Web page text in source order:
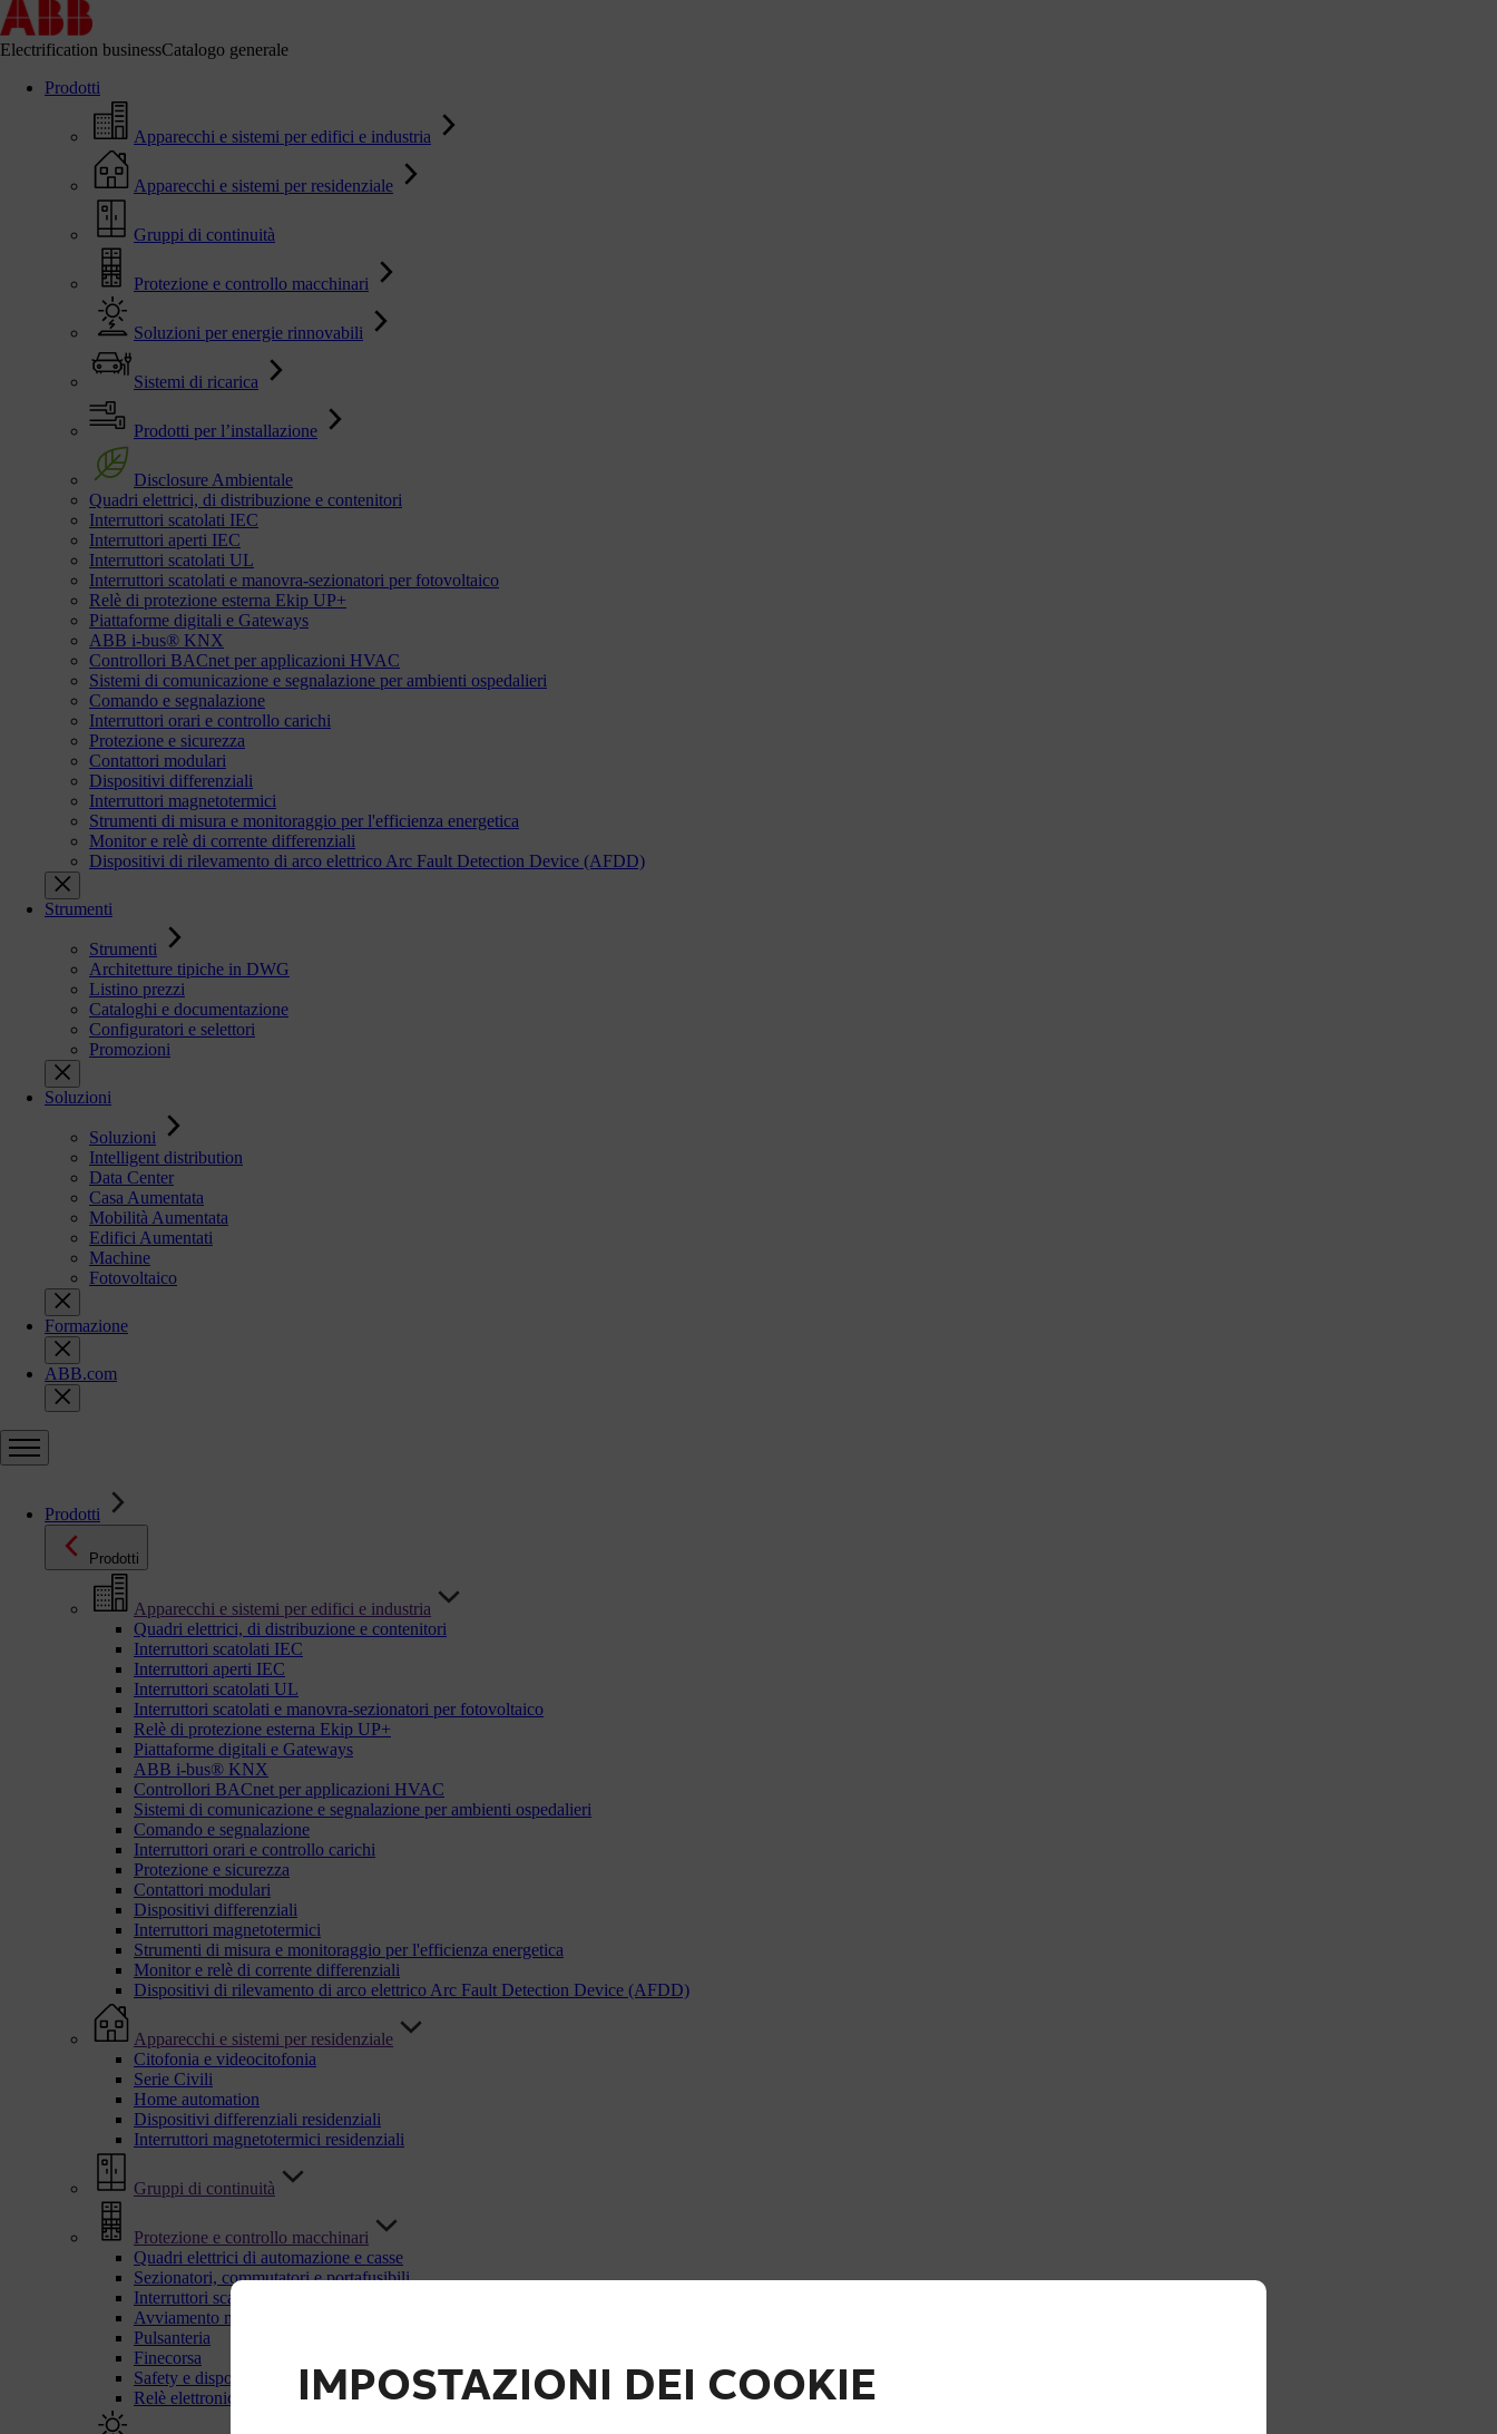
IMPOSTAZIONI DEI COOKIE
Electrification businessCatalogo generale
Prodotti
Apparecchi e sistemi per edifici e industria
Apparecchi e sistemi per residenziale
Gruppi di continuità
Protezione e controllo macchinari
Soluzioni per energie rinnovabili
Sistemi di ricarica
Prodotti per l’installazione
Disclosure Ambientale
Quadri elettrici, di distribuzione e contenitori
Interruttori scatolati IEC
Interruttori aperti IEC
Interruttori scatolati UL
Interruttori scatolati e manovra-sezionatori per fotovoltaico
Relè di protezione esterna Ekip UP+
Piattaforme digitali e Gateways
ABB i-bus® KNX
Controllori BACnet per applicazioni HVAC
Sistemi di comunicazione e segnalazione per ambienti ospedalieri
Comando e segnalazione
Interruttori orari e controllo carichi
Protezione e sicurezza
Contattori modulari
Dispositivi differenziali
Interruttori magnetotermici
Strumenti di misura e monitoraggio per l'efficienza energetica
Monitor e relè di corrente differenziali
Dispositivi di rilevamento di arco elettrico Arc Fault Detection Device (AFDD)
Strumenti
Strumenti
Architetture tipiche in DWG
Listino prezzi
Cataloghi e documentazione
Configuratori e selettori
Promozioni
Soluzioni
Soluzioni
Intelligent distribution
Data Center
Casa Aumentata
Mobilità Aumentata
Edifici Aumentati
Machine
Fotovoltaico
Formazione
ABB.com
Prodotti
Prodotti
Apparecchi e sistemi per edifici e industria
Quadri elettrici, di distribuzione e contenitori
Interruttori scatolati IEC
Interruttori aperti IEC
Interruttori scatolati UL
Interruttori scatolati e manovra-sezionatori per fotovoltaico
Relè di protezione esterna Ekip UP+
Piattaforme digitali e Gateways
ABB i-bus® KNX
Controllori BACnet per applicazioni HVAC
Sistemi di comunicazione e segnalazione per ambienti ospedalieri
Comando e segnalazione
Interruttori orari e controllo carichi
Protezione e sicurezza
Contattori modulari
Dispositivi differenziali
Interruttori magnetotermici
Strumenti di misura e monitoraggio per l'efficienza energetica
Monitor e relè di corrente differenziali
Dispositivi di rilevamento di arco elettrico Arc Fault Detection Device (AFDD)
Apparecchi e sistemi per residenziale
Citofonia e videocitofonia
Serie Civili
Home automation
Dispositivi differenziali residenziali
Interruttori magnetotermici residenziali
Gruppi di continuità
Protezione e controllo macchinari
Quadri elettrici di automazione e casse
Sezionatori, commutatori e portafusibili
Interruttori scatolati UL
Avviamento motori
Pulsanteria
Finecorsa
Safety e dispositivi di sicurezza
Relè elettronici e di controllo